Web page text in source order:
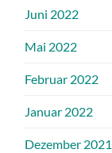
Juni 2022
Mai 2022
Februar 2022
Januar 2022
Dezember 2021